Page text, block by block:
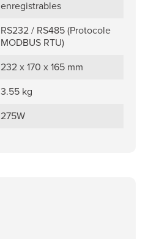
enregistrables
RS232 / RS485 (Protocole
MODBUS RTU)
232 x 170 x 165 mm
3.55 kg
275W